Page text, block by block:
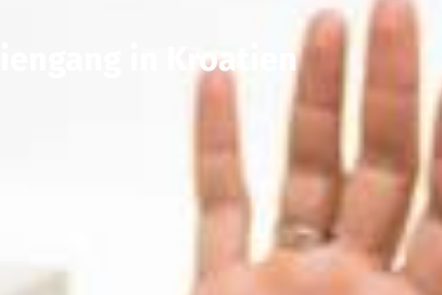
in Kroatien